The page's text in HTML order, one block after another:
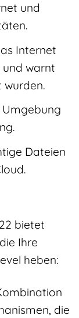
und
Internet
und warnt
wurden.
Umgebung
Dateien
bietet
Ihre
heben:
die